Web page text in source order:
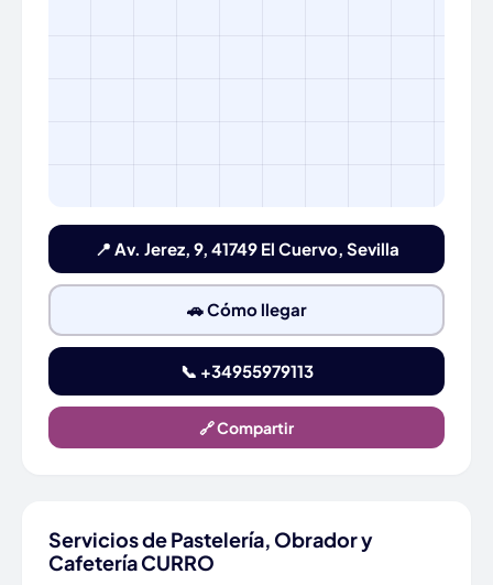
📍 Av. Jerez, 9, 41749 El Cuervo, Sevilla
🚗 Cómo llegar
📞 +34955979113
🔗 Compartir
Servicios de Pastelería, Obrador y
Cafetería CURRO